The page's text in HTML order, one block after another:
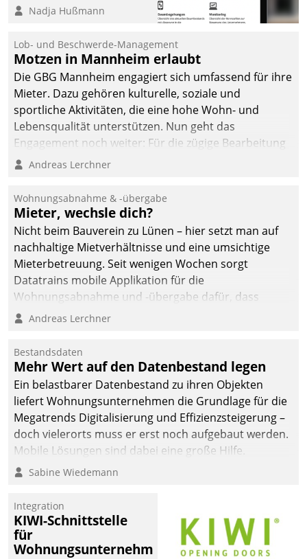
der Bayerischen
Ressort Kapitalanlage für
künftige Aufgaben und
Herausforderungen
gerüstet.
Nadja Hußmann
Lob- und Beschwerde-Management
Motzen in Mannheim erlaubt
Die GBG Mannheim engagiert sich umfassend für ihre
Mieter. Dazu gehören kulturelle, soziale und
sportliche Aktivitäten, die eine hohe Wohn- und
Lebensqualität unterstützen. Nun geht das
Engagement noch weiter: Für die zügige Bearbeitung
von Beschwerden – oder Lob – richtet das
und Beschwerde-Management einen eigenen Kanal
ein.
Andreas Lerchner
Wohnungsabnahme & -übergabe
Mieter, wechsle dich?
Nicht beim Bauverein zu Lünen – hier setzt man auf
nachhaltige Mietverhältnisse und eine umsichtige
Mieterbetreuung. Seit wenigen Wochen sorgt
Datatrains mobile Applikation für die
Wohnungsabnahme und -übergabe dafür, dass
Mieter wohlgeordnet kommen und, so es sein muss,
Andreas Lerchner
Bestandsdaten
Mehr Wert auf den Datenbestand legen
Ein belastbarer Datenbestand zu ihren Objekten
liefert Wohnungsunternehmen die Grundlage für die
Megatrends Digitalisierung und Effizienzsteigerung –
doch vielerorts muss er erst noch aufgebaut werden.
Mobile Lösungen sind dabei eine große Hilfe.
Sabine Wiedemann
Integration
KIWI-Schnittstelle
für
Wohnungsunternehmen